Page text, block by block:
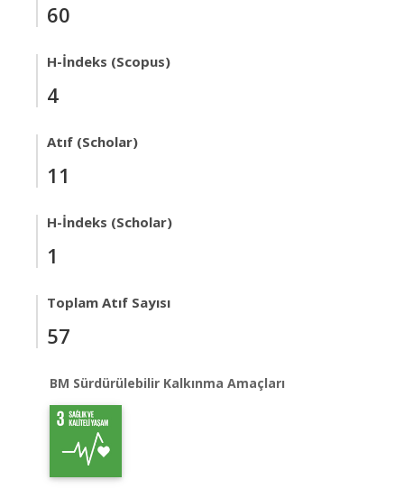
60
H-İndeks (Scopus)
4
Atıf (Scholar)
11
H-İndeks (Scholar)
1
Toplam Atıf Sayısı
57
BM Sürdürülebilir Kalkınma Amaçları